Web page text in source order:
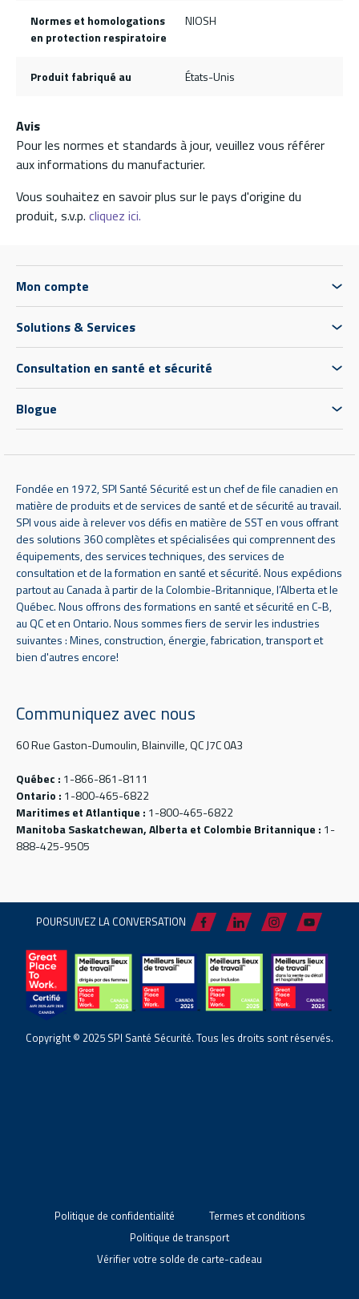
Normes et homologations
en protection respiratoire
NIOSH
Produit fabriqué au États-Unis
Avis
Pour les normes et standards à jour, veuillez vous référer
aux informations du manufacturier.
Vous souhaitez en savoir plus sur le pays d'origine du
produit, s.v.p. cliquez ici.
Mon compte
Solutions & Services
Consultation en santé et sécurité
Blogue
Fondée en 1972, SPI Santé Sécurité est un chef de file canadien en
matière de produits et de services de santé et de sécurité au travail.
SPI vous aide à relever vos défis en matière de SST en vous offrant
des solutions 360 complètes et spécialisées qui comprennent des
équipements, des services techniques, des services de
consultation et de la formation en santé et sécurité. Nous expédions
partout au Canada à partir de la Colombie-Britannique, l’Alberta et le
Québec. Nous offrons des formations en santé et sécurité en C-B,
au QC et en Ontario. Nous sommes fiers de servir les industries
suivantes : Mines, construction, énergie, fabrication, transport et
bien d'autres encore!
Communiquez avec nous
60 Rue Gaston-Dumoulin, Blainville, QC J7C 0A3
Québec : 1-866-861-8111
Ontario : 1-800-465-6822
Maritimes et Atlantique : 1-800-465-6822
Manitoba Saskatchewan, Alberta et Colombie Britannique : 1-
888-425-9505
POURSUIVEZ LA CONVERSATION
Copyright © 2025 SPI Santé Sécurité. Tous les droits sont réservés.
Politique de confidentialité
Termes et conditions
Politique de transport
Vérifier votre solde de carte-cadeau